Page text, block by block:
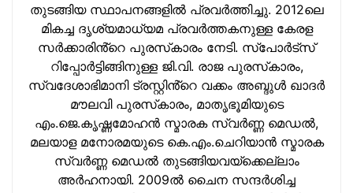
തുടങ്ങിയ സ്ഥാപനങ്ങളില്‍ പ്രവര്‍ത്തിച്ചു. 2012ലെ
മികച്ച ദൃശ്യമാധ്യമ പ്രവര്‍ത്തകനുള്ള കേരള
സർക്കാരിൻ്റെ പുരസ്‌കാരം നേടി. സ്പോർട്സ്
റിപ്പോർട്ടിങ്ങിനുള്ള ജി.വി. രാജ പുരസ്‌കാരം,
സ്വദേശാഭിമാനി ട്രസ്റ്റിൻ്റെ വക്കം അബ്ദുള്‍ ഖാദര്‍
മൗലവി പുരസ്‌കാരം, മാതൃഭൂമിയുടെ
എം.ജെ.കൃഷ്ണമോഹന്‍ സ്മാരക സ്വര്‍ണ്ണ മെഡല്‍,
മലയാള മനോരമയുടെ കെ.എം.ചെറിയാന്‍ സ്മാരക
സ്വര്‍ണ്ണ മെഡല്‍ തുടങ്ങിയവയ്‌ക്കെല്ലാം
അര്‍ഹനായി. 2009ല്‍ ചൈന സന്ദര്‍ശിച്ച